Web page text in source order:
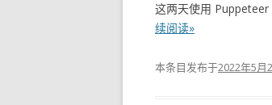
这两天使用
续阅读»
本条目发布于2022年5月